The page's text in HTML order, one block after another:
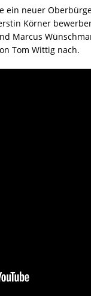
ein neuer
Körner
Marcus
Tom Wittig nach.